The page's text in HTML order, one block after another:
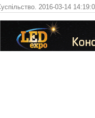
2016-03-14